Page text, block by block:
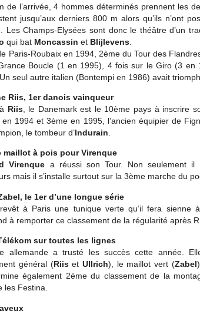
de l’arrivée, 4 hommes déterminés prennent les
jusqu’aux derniers 800 m alors qu’ils n’ont
Les Champs-Elysées sont donc le théâtre d’un
qui bat Moncassin et Blijlevens
Paris-Roubaix en 1994, 2ème du Tour des
Boucle (1 en 1995), 4 fois sur le Giro (3
seul autre italien (Bontempi en 1986) avait
Riis, 1er danois vainqueur
Riis, le Danemark est le 10ème pays à inscrire
en 1994 et 3ème en 1995, l’ancien équipier de
le tombeur d’Indurain
maillot à pois pour Virenque
Virenque a réussi son Tour. Non seulement
mais il s’installe surtout sur la 3ème marche du
le 1er d’une longue série
revêt à Paris une tunique verte qu’il fera sienne
à remporter ce classement de la régularité après
sur toutes les lignes
allemande a trusté les succès cette année.
général (RiisetUllrich), le maillot vert (Zabel
également 2ème du classement de la
les Festina.